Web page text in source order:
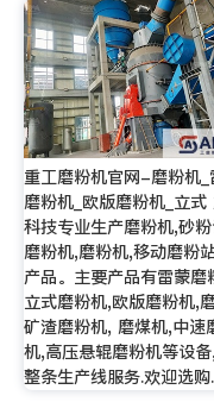
重工磨粉机官网-磨粉机_
磨粉机_欧版磨粉机_立式
科技专业生产磨粉机,砂
磨粉机,磨粉机,移动磨粉
产品。主要产品有雷蒙磨
立式磨粉机,欧版磨粉机,
矿渣磨粉机, 磨煤机,中速
机,高压悬辊磨粉机等设
整条生产线服务.欢迎选购.